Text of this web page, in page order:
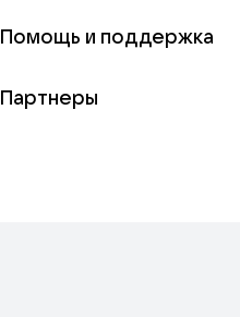
Помощь и поддержка
Партнеры